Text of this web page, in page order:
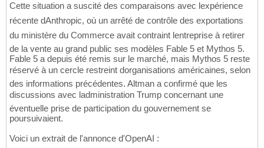
Cette situation a suscité des comparaisons avec lexpérience
récente dAnthropic, où un arrêté de contrôle des exportations
du ministère du Commerce avait contraint lentreprise à retirer
de la vente au grand public ses modèles Fable 5 et Mythos 5.
Fable 5 a depuis été remis sur le marché, mais Mythos 5 reste
réservé à un cercle restreint dorganisations américaines, selon
des informations précédentes. Altman a confirmé que les
discussions avec ladministration Trump concernant une
éventuelle prise de participation du gouvernement se
poursuivaient.
Voici un extrait de l'annonce d'OpenAI :